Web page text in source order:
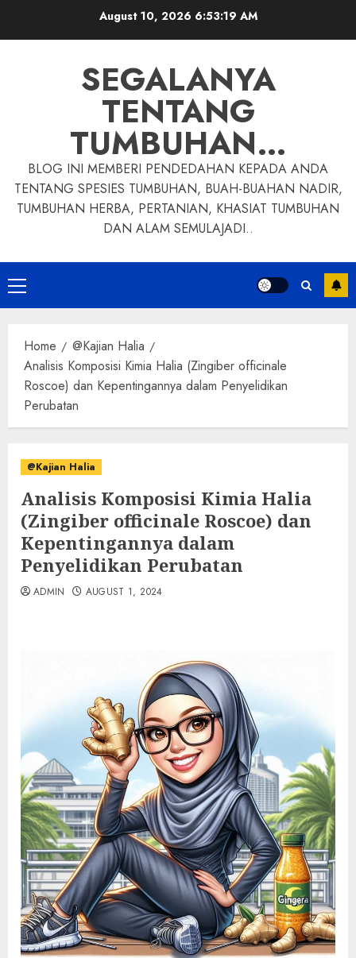
August 10, 2026 6:53:20 AM
SEGALANYA
TENTANG
TUMBUHAN…
BLOG INI MEMBERI PENDEDAHAN KEPADA ANDA
TENTANG SPESIES TUMBUHAN, BUAH-BUAHAN NADIR,
TUMBUHAN HERBA, PERTANIAN, KHASIAT TUMBUHAN
DAN ALAM SEMULAJADI..
Primary
Menu
Home
@Kajian Halia
Analisis Komposisi Kimia Halia (Zingiber officinale
Roscoe) dan Kepentingannya dalam Penyelidikan
Perubatan
@Kajian Halia
Analisis Komposisi Kimia Halia
(Zingiber officinale Roscoe) dan
Kepentingannya dalam
Penyelidikan Perubatan
ADMIN AUGUST 1, 2024